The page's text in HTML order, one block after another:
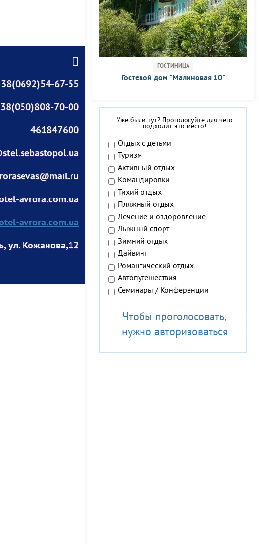
67-55
70-00
461847600
avrora.com.ua
avrora.com.ua
ул. Кожанова,12
ГОСТИНИЦА
Гостевой дом "Малиновая 10"
Уже были тут? Проголосуйте для чего
подходит это место!
Отдых с детьми
Туризм
Активный отдых
Командировки
Тихий отдых
Пляжный отдых
Лечение и оздоровление
Лыжный спорт
Зимний отдых
Дайвинг
Романтический отдых
Автопутешествия
Семинары / Конференции
Чтобы проголосовать,
нужно авторизоваться